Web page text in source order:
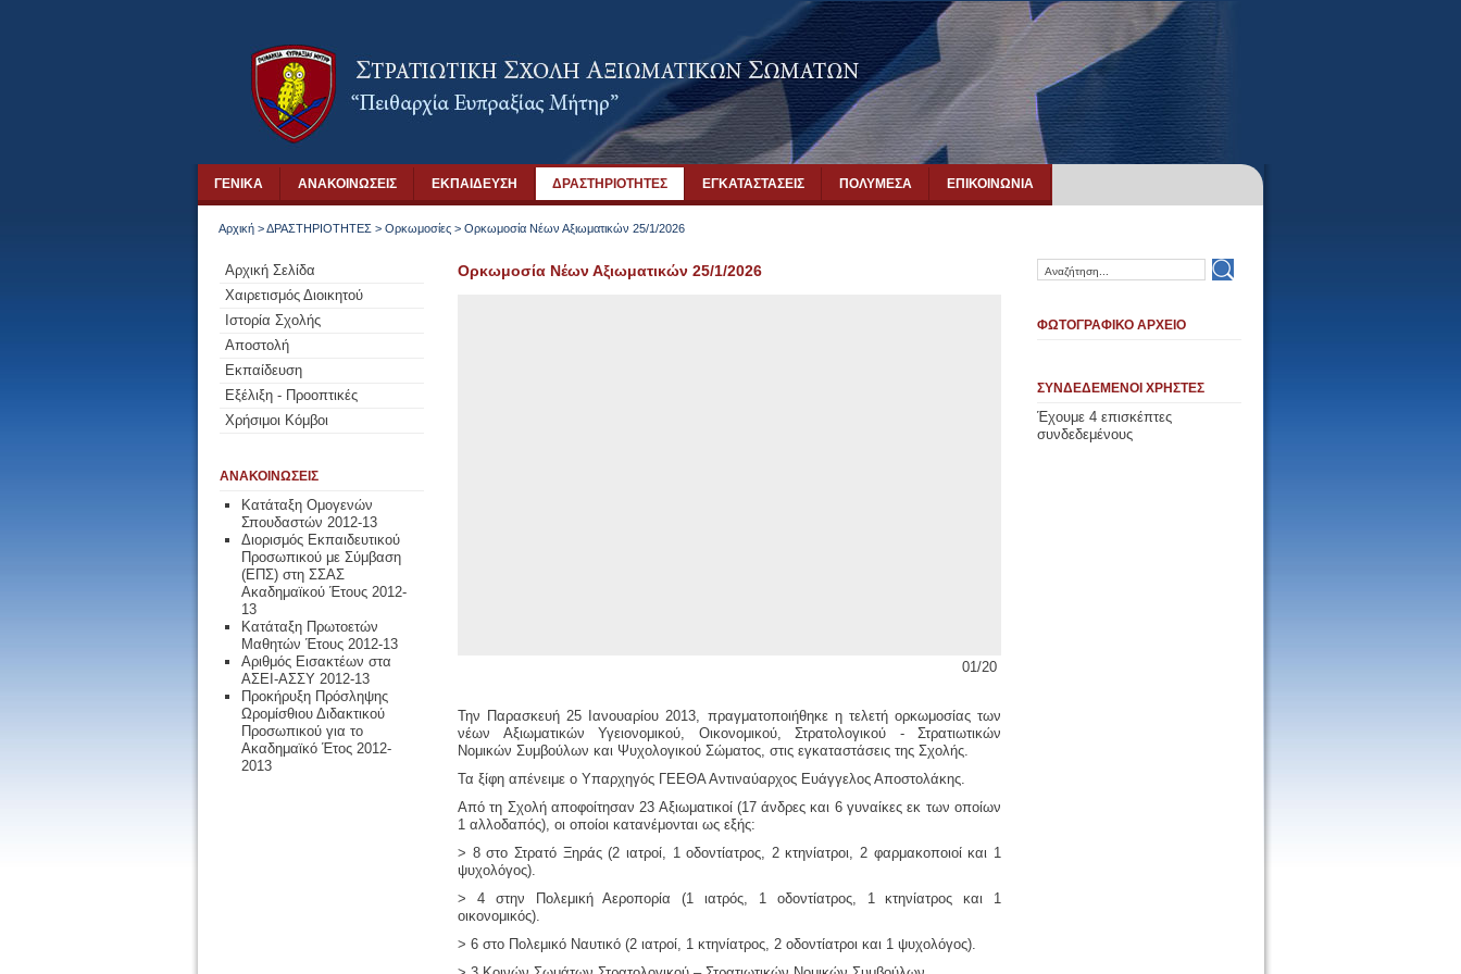
ΓΕΝΙΚΑ ΑΝΑΚΟΙΝΩΣΕΙΣ ΕΚΠΑΙΔΕΥΣΗ ΔΡΑΣΤΗΡΙΟΤΗΤΕΣ ΕΓΚΑΤΑΣΤΑΣΕΙΣ ΠΟΛΥΜΕΣΑ ΕΠΙΚΟΙΝΩΝΙΑ
Αρχική >ΔΡΑΣΤΗΡΙΟΤΗΤΕΣ > Ορκωμοσίες > Ορκωμοσία Νέων Αξιωματικών 25/1/2026
Αρχική Σελίδα
Χαιρετισμός Διοικητού
Ιστορία Σχολής
Αποστολή
Εκπαίδευση
Εξέλιξη - Προοπτικές
Χρήσιμοι Κόμβοι
ΑΝΑΚΟΙΝΩΣΕΙΣ
Κατάταξη Ομογενών
Σπουδαστών 2012-13
Διορισμός Εκπαιδευτικού
Προσωπικού με Σύμβαση
(ΕΠΣ) στη ΣΣΑΣ
Ακαδημαϊκού Έτους 2012-
13
Κατάταξη Πρωτοετών
Μαθητών Έτους 2012-13
Αριθμός Εισακτέων στα
ΑΣΕΙ-ΑΣΣΥ 2012-13
Προκήρυξη Πρόσληψης
Ωρομίσθιου Διδακτικού
Προσωπικού για το
Ακαδημαϊκό Έτος 2012-
2013
Ορκωμοσία Νέων Αξιωματικών 25/1/2026
01/20
Την Παρασκευή 25 Ιανουαρίου 2013, πραγματοποιήθηκε η τελετή ορκωμοσίας των
νέων Αξιωματικών Υγειονομικού, Οικονομικού, Στρατολογικού - Στρατιωτικών
Νομικών Συμβούλων και Ψυχολογικού Σώματος, στις εγκαταστάσεις της Σχολής.
Τα ξίφη απένειμε ο Υπαρχηγός ΓΕΕΘΑ Αντιναύαρχος Ευάγγελος Αποστολάκης.
Από τη Σχολή αποφοίτησαν 23 Αξιωματικοί (17 άνδρες και 6 γυναίκες εκ των οποίων
1 αλλοδαπός), οι οποίοι κατανέμονται ως εξής:
> 8 στο Στρατό Ξηράς (2 ιατροί, 1 οδοντίατρος, 2 κτηνίατροι, 2 φαρμακοποιοί και 1
ψυχολόγος).
> 4 στην Πολεμική Αεροπορία (1 ιατρός, 1 οδοντίατρος, 1 κτηνίατρος και 1
οικονομικός).
> 6 στο Πολεμικό Ναυτικό (2 ιατροί, 1 κτηνίατρος, 2 οδοντίατροι και 1 ψυχολόγος).
ΦΩΤΟΓΡΑΦΙΚΟ ΑΡΧΕΙΟ
ΣΥΝΔΕΔΕΜΕΝΟΙ ΧΡΗΣΤΕΣ
Έχουμε 4 επισκέπτες
συνδεδεμένους